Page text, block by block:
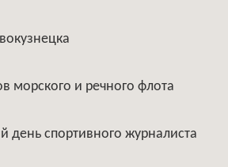
морского и речного флота
спортивного журналиста